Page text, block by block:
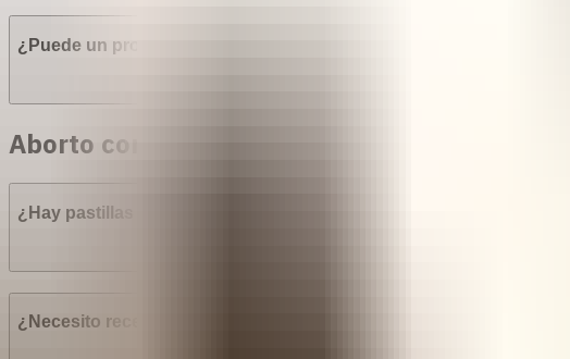
¿Puede un proveedor negarse a realizar un aborto en Perú?
Aborto con pastillas en Perú
¿Hay pastillas abortivas (mifepristona y misoprostol) en Perú?
¿Necesito receta médica para comprar Mifepristona? ¿Misoprostol?